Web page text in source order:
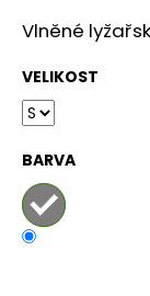
Vlněné
VELIKOST
BARVA
D
o
p
o
r
u